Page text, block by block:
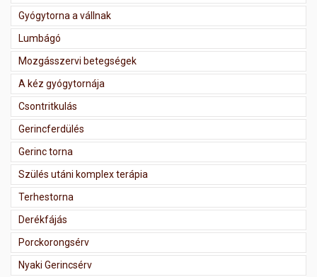
Gyógytorna a vállnak
Lumbágó
Mozgásszervi betegségek
A kéz gyógytornája
Csontritkulás
Gerincferdülés
Gerinc torna
Szülés utáni komplex terápia
Terhestorna
Derékfájás
Porckorongsérv
Nyaki Gerincsérv